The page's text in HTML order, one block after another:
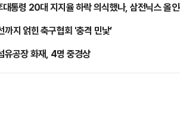
통령 20대 지지율 하락 의식했나, 삼전닉스 올
지 얽힌 축구협회 '충격 민낯’
공장 화재, 4명 중경상